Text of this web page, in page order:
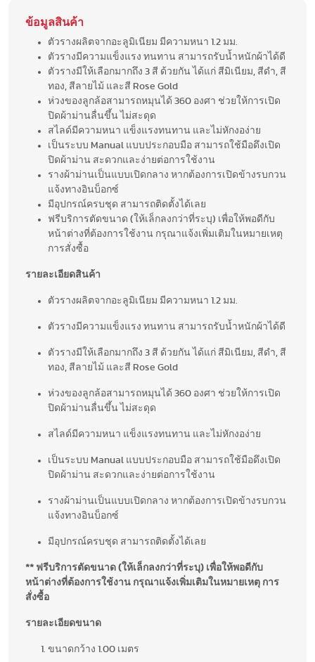
ข้อมูลสินค้า
ตัวรางผลิตจากอะลูมิเนียม มีความหนา 1.2 มม.
ตัวรางมีความแข็งแรง ทนทาน สามารถรับน้ำหนักผ้าได้ดี
ตัวรางมีให้เลือกมากถึง 3 สี ด้วยกัน ได้แก่ สีมิเนียม, สีดำ, สี
ทอง, สีลายไม้ และสี Rose Gold
ห่วงของลูกล้อสามารถหมุนได้ 360 องศา ช่วยให้การเปิด
ปิดผ้าม่านลื่นขึ้น ไม่สะดุด
สไลด์มีความหนา แข็งแรงทนทาน และไม่หักงอง่าย
เป็นระบบ Manual แบบประกอบมือ สามารถใช้มือดึงเปิด
ปิดผ้าม่าน สะดวกและง่ายต่อการใช้งาน
รางผ้าม่านเป็นแบบเปิดกลาง หากต้องการเปิดข้างรบกวน
แจ้งทางอินบ็อกซ์
มีอุปกรณ์ครบชุด สามารถติดตั้งได้เลย
ฟรีบริการตัดขนาด (ให้เล็กลงกว่าที่ระบุ) เพื่อให้พอดีกับ
หน้าต่างที่ต้องการใช้งาน กรุณาแจ้งเพิ่มเติมในหมายเหตุ
การสั่งซื้อ
รายละเอียดสินค้า
ตัวรางผลิตจากอะลูมิเนียม มีความหนา 1.2 มม.
ตัวรางมีความแข็งแรง ทนทาน สามารถรับน้ำหนักผ้าได้ดี
ตัวรางมีให้เลือกมากถึง 3 สี ด้วยกัน ได้แก่ สีมิเนียม, สีดำ, สี
ทอง, สีลายไม้ และสี Rose Gold
ห่วงของลูกล้อสามารถหมุนได้ 360 องศา ช่วยให้การเปิด
ปิดผ้าม่านลื่นขึ้น ไม่สะดุด
สไลด์มีความหนา แข็งแรงทนทาน และไม่หักงอง่าย
เป็นระบบ Manual แบบประกอบมือ สามารถใช้มือดึงเปิด
ปิดผ้าม่าน สะดวกและง่ายต่อการใช้งาน
รางผ้าม่านเป็นแบบเปิดกลาง หากต้องการเปิดข้างรบกวน
แจ้งทางอินบ็อกซ์
มีอุปกรณ์ครบชุด สามารถติดตั้งได้เลย
** ฟรีบริการตัดขนาด (ให้เล็กลงกว่าที่ระบุ) เพื่อให้พอดีกับ
หน้าต่างที่ต้องการใช้งาน กรุณาแจ้งเพิ่มเติมในหมายเหตุ การ
สั่งซื้อ
รายละเอียดขนาด
ขนาดกว้าง 1.00 เมตร